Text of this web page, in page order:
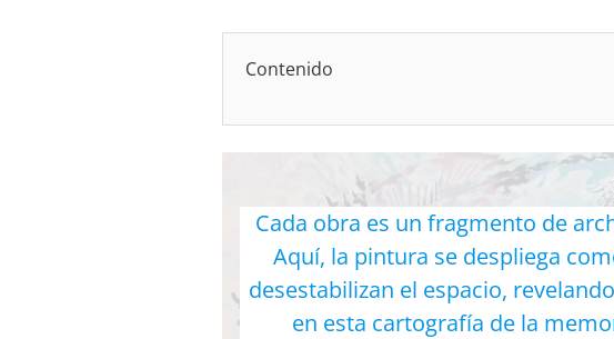
Contenido
Cada obra es un fragmento de
Aquí, la pintura se despliega
desestabilizan el espacio,
en esta cartografía de la